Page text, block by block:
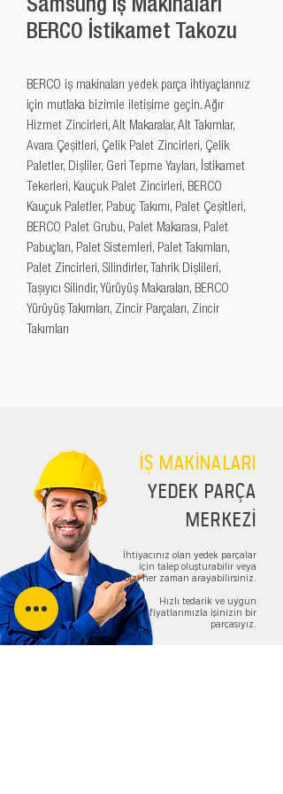
Samsung İş Makinaları
BERCO İstikamet Takozu
BERCO iş makinaları yedek parça ihtiyaçlarınız
için mutlaka bizimle iletişime geçin. Ağır
Hizmet Zincirleri, Alt Makaralar, Alt Takımlar,
Avara Çeşitleri, Çelik Palet Zincirleri, Çelik
Paletler, Dişliler, Geri Tepme Yayları, İstikamet
Tekerleri, Kauçuk Palet Zincirleri, BERCO
Kauçuk Paletler, Pabuç Takımı, Palet Çeşitleri,
BERCO Palet Grubu, Palet Makarası, Palet
Pabuçları, Palet Sistemleri, Palet Takımları,
Palet Zincirleri, Silindirler, Tahrik Dişlileri,
Taşıyıcı Silindir, Yürüyüş Makaraları, BERCO
Yürüyüş Takımları, Zincir Parçaları, Zincir
Takımları
İŞ MAKİNALARI
YEDEK PARÇA
MERKEZİ
İhtiyacınız olan yedek parçalar
için talep oluşturabilir veya
bizi her zaman arayabilirsiniz.
Hızlı tedarik ve uygun
fiyatlarımızla işinizin bir
parçasıyız.